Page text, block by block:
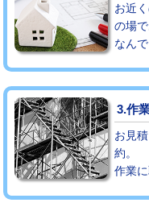
※給水管工事は20mmま
お近
の場
なん
3.作
お見
約。
作業